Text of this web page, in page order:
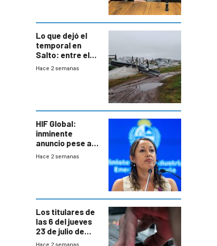
Lo que dejó el
temporal en
Salto: entre el
impacto
Hace 2 semanas
HIF Global:
inminente
anuncio pese a
declaración de
gobierno
Hace 2 semanas
Los titulares de
las 6 del jueves
23 de julio de
2026
Hace 2 semanas